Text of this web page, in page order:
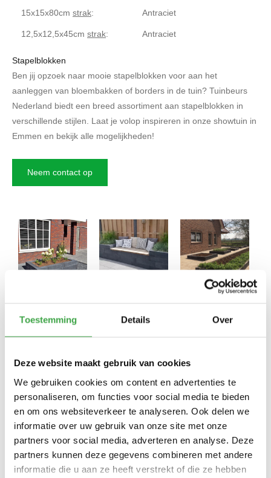
Toestemming Details Over
Deze website maakt gebruik van cookies
We gebruiken cookies om content en advertenties te
personaliseren, om functies voor social media te bieden
en om ons websiteverkeer te analyseren. Ook delen we
informatie over uw gebruik van onze site met onze
partners voor social media, adverteren en analyse. Deze
partners kunnen deze gegevens combineren met andere
informatie die u aan ze heeft verstrekt of die ze hebben
15x15x80cm strak: Antraciet
12,5x12,5x45cm strak: Antraciet
Stapelblokken
Ben jij opzoek naar mooie stapelblokken voor aan het
aanleggen van bloembakken of borders in de tuin? Tuinbeurs
Nederland biedt een breed assortiment aan stapelblokken in
verschillende stijlen. Laat je volop inspireren in onze showtuin in
Emmen en bekijk alle mogelijkheden!
Neem contact op
Stapelblokken: alles is mogelijk!
beschikken we over diverse soorten stapelblokken waarmee je
mooie speelse hoogteverschillen in de tuin kunt creëren. Onze
deskundige adviseurs helpen je graag met het maken van een
keuze voor bestrating en stapel- of muurelementen en vertellen
jou alles op het gebied van het aanleggen van jouw terras.
Inspiratie & advies: stapelblokken
Tuinbeurs Nederland helpt graag tijdens jouw zoektocht naar de